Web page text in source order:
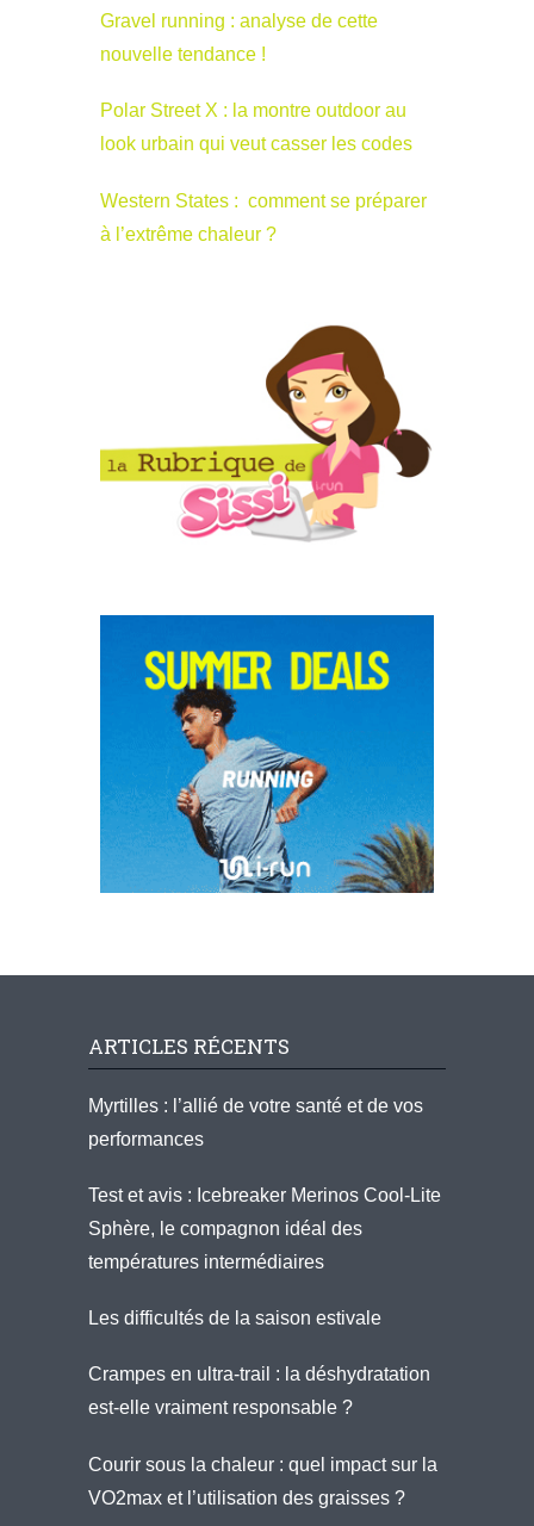
Gravel running : analyse de cette
nouvelle tendance !
Polar Street X : la montre outdoor au
look urbain qui veut casser les codes
Western States : comment se préparer
à l’extrême chaleur ?
ARTICLES RÉCENTS
Myrtilles : l’allié de votre santé et de vos
performances
Test et avis : Icebreaker Merinos Cool-Lite
Sphère, le compagnon idéal des
températures intermédiaires
Les difficultés de la saison estivale
Crampes en ultra-trail : la déshydratation
est-elle vraiment responsable ?
Courir sous la chaleur : quel impact sur la
VO2max et l’utilisation des graisses ?